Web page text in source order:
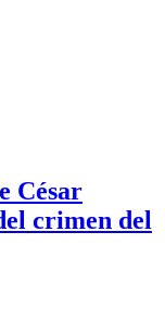
César
crimen del